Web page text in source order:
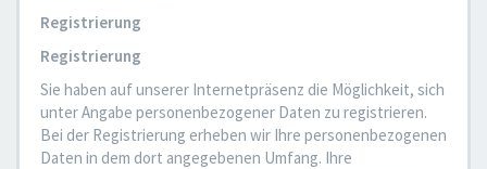
Registrierung
Registrierung
Sie haben auf unserer Internetpräsenz die Möglichkeit, sich
unter Angabe personenbezogener Daten zu registrieren.
Bei der Registrierung erheben wir Ihre personenbezogenen
Daten in dem dort angegebenen Umfang. Ihre